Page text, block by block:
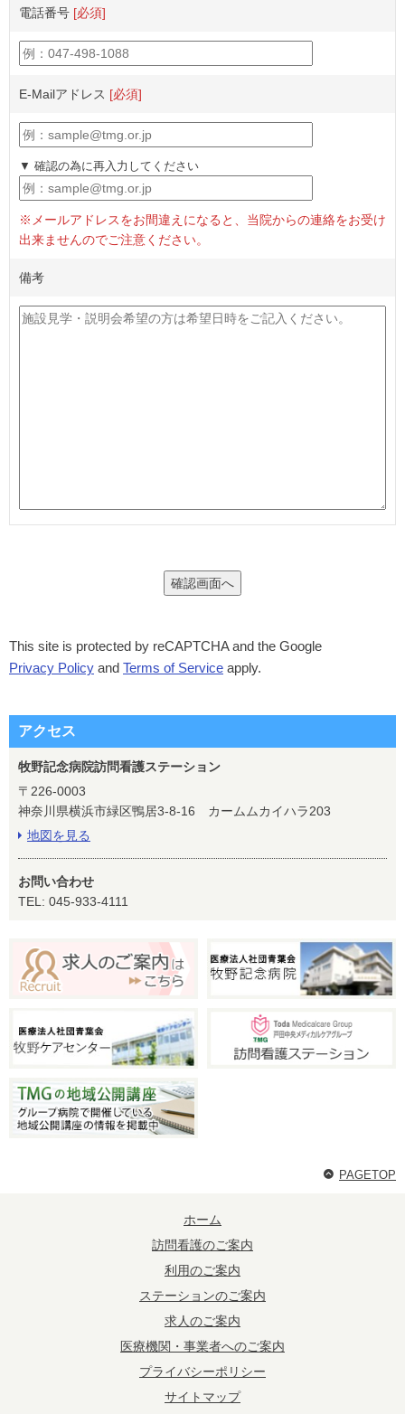
電話番号 [必須]
E-Mailアドレス [必須]
▼ 確認の為に再入力してください
※メールアドレスをお間違えになると、当院からの連絡をお受け
出来ませんのでご注意ください。
備考
This site is protected by reCAPTCHA and the Google
Privacy Policy and Terms of Service apply.
アクセス
牧野記念病院訪問看護ステーション
〒226-0003
神奈川県横浜市緑区鴨居3-8-16 カームムカイハラ203
地図を見る
お問い合わせ
TEL: 045-933-4111
PAGETOP
ホーム
訪問看護のご案内
利用のご案内
ステーションのご案内
求人のご案内
医療機関・事業者へのご案内
プライバシーポリシー
サイトマップ